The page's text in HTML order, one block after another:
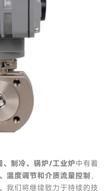
、制冷、锅炉/工业炉中有着
温度调节和介质流量控制 ，
我们将继续致力于持续的技